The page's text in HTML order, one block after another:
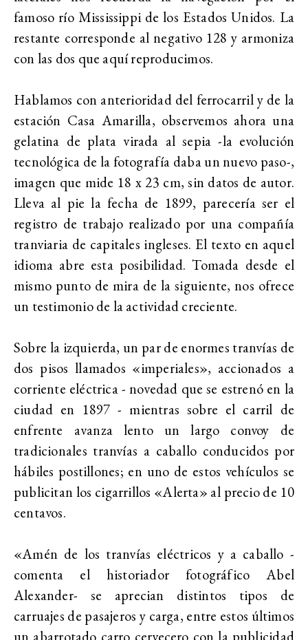
famoso río Mississippi de los Estados Unidos. La
restante corresponde al negativo 128 y armoniza
con las dos que aquí reproducimos.
Hablamos con anterioridad del ferrocarril y de la
estación Casa Amarilla, observemos ahora una
gelatina de plata virada al sepia -la evolución
tecnológica de la fotografía daba un nuevo paso-,
imagen que mide 18 x 23 cm, sin datos de autor.
Lleva al pie la fecha de 1899, parecería ser el
registro de trabajo realizado por una compañía
tranviaria de capitales ingleses. El texto en aquel
idioma abre esta posibilidad. Tomada desde el
mismo punto de mira de la siguiente, nos ofrece
un testimonio de la actividad creciente.
Sobre la izquierda, un par de enormes tranvías de
dos pisos llamados «imperiales», accionados a
corriente eléctrica - novedad que se estrenó en la
ciudad en 1897 - mientras sobre el carril de
enfrente avanza lento un largo convoy de
tradicionales tranvías a caballo conducidos por
hábiles postillones; en uno de estos vehículos se
publicitan los cigarrillos «Alerta» al precio de 10
centavos.
«Amén de los tranvías eléctricos y a caballo -
comenta el historiador fotográfico Abel
Alexander- se aprecian distintos tipos de
carruajes de pasajeros y carga, entre estos últimos